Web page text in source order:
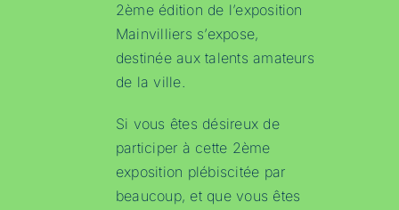
2ème édition de l’exposition
Mainvilliers s’expose,
destinée aux talents amateurs
de la ville.
Si vous êtes désireux de
participer à cette 2ème
exposition plébiscitée par
beaucoup, et que vous êtes